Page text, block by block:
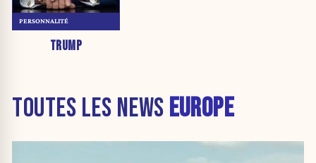
TRUMP
PERSONNALITÉ
TOUTES LES NEWS EUROPE